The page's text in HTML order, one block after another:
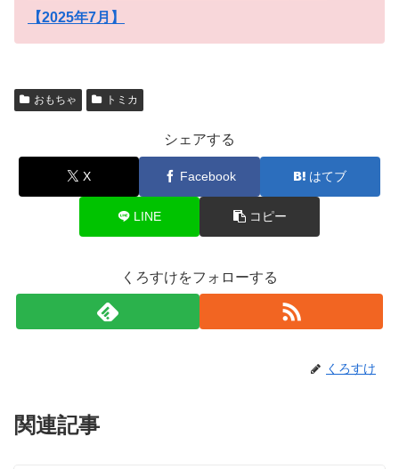
【2025年7月】
おもちゃ トミカ
シェアする
X Facebook はてブ
LINE コピー
くろすけをフォローする
くろすけ
関連記事